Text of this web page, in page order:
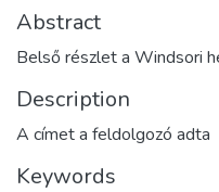
Abstract
Belső részlet a Windsori
Description
A címet a feldolgozó adta
Keywords